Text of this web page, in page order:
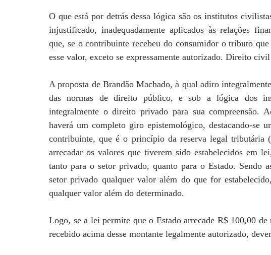
O que está por detrás dessa lógica são os institutos
injustificado, inadequadamente aplicados às relações
que, se o contribuinte recebeu do consumidor o tributo
esse valor, exceto se expressamente autorizado. Direito
A proposta de Brandão Machado, à qual adiro
das normas de direito público, e sob a lógica dos
integralmente o direito privado para sua compreensão.
haverá um completo giro epistemológico, destacando-se
contribuinte, que é o princípio da reserva legal
arrecadar os valores que tiverem sido estabelecidos em
tanto para o setor privado, quanto para o Estado. Sendo
setor privado qualquer valor além do que for
qualquer valor além do determinado.
Logo, se a lei permite que o Estado arrecade R$ 100,00
recebido acima desse montante legalmente autorizado,